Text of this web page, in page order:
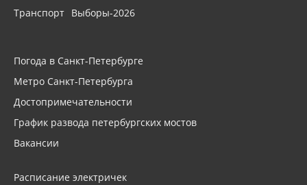
Транспорт Выборы-2026
Погода в Санкт-Петербурге
Метро Санкт-Петербурга
Достопримечательности
График развода петербургских мостов
Вакансии
Расписание электричек